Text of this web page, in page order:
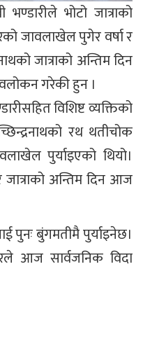
भण्डारीले भोटो जात्राको
जावलाखेल पुगेर वर्षा र
जात्राको अन्तिम दिन
गरेकी हुन ।
विशिष्ट व्यक्तिको
रथ थतीचोक
पुर्याइएको थियो।
अन्तिम दिन आज
बुंगमतीमै पुर्याइनेछ।
आज सार्वजनिक विदा